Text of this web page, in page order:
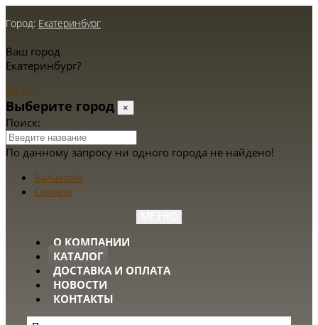
Город: Екатеринбург
Ваш город
Екатеринбург?
Да Нет
Выберите город ×
Поиск:
По данному запросу ни одного города не найдено!
Балаково
Самара
О КОМПАНИИ
КАТАЛОГ
ДОСТАВКА И ОПЛАТА
НОВОСТИ
КОНТАКТЫ